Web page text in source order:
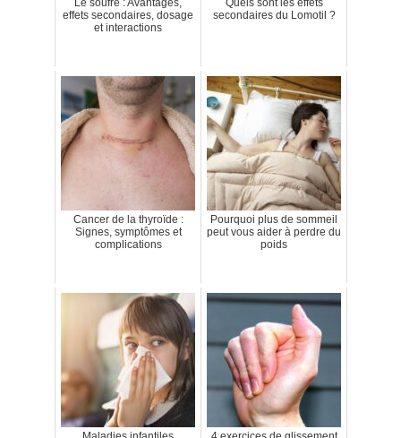
Le soufre : Avantages,
effets secondaires, dosage
et interactions
Quels sont les effets
secondaires du Lomotil ?
Cancer de la thyroïde :
Signes, symptômes et
complications
Pourquoi plus de sommeil
peut vous aider à perdre du
poids